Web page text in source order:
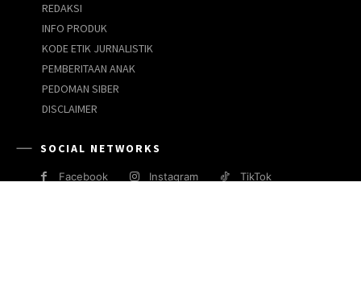
REDAKSI
INFO PRODUK
KODE ETIK JURNALISTIK
PEMBERITAAN ANAK
PEDOMAN SIBER
DISCLAIMER
SOCIAL NETWORKS
Facebook Instagram TikTok